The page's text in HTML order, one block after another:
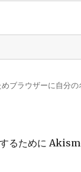
ブラウザーに自分
るために